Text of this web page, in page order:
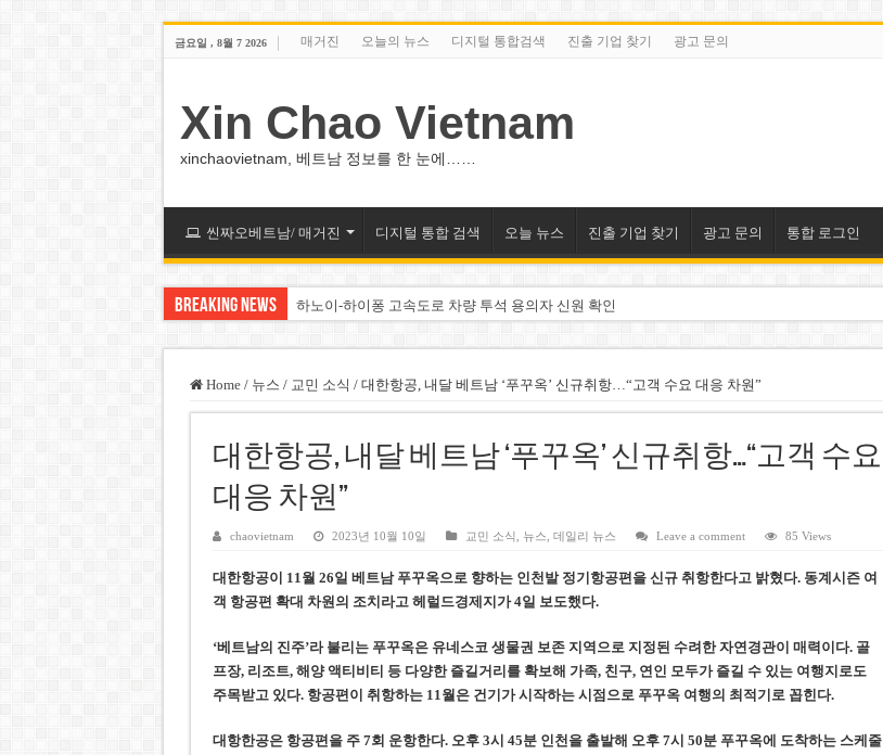
금요일 , 8월 7 2026 매거진 오늘의 뉴스 디지털 통합검색 진출 기업 찾기 광고 문의
Xin Chao Vietnam
xinchaovietnam, 베트남 정보를 한 눈에……
씬짜오베트남/ 매거진 디지털 통합 검색 오늘 뉴스 진출 기업 찾기 광고 문의 통합 로그인
Breaking News 하노이-하이퐁 고속도로 차량 투석 용의자 신원 확인
베트남주식 VN지수 1,800선 돌파 기대…증권사, 유망 종목 제시
하노이 쌍둥이 타워 99층 부지 현장…세계 최고층 빌딩 추진
하노이 부동산 시장, 아파트 선호도 급부상…토지·단독주택 주춤
베트남주식 SST, 2025년 현금 배당 80% 결정…과거 최대 350% 지급 이력
베트남 전자비자 사기 웹사이트 주의…외국인 여행자 피해 경보
베트남, 8월부터 토지·측량 처벌 강화… 기획사 코뮌 위원장 과태료 상한 50배 상향
호찌민시, 약 6,500㎡ 토지 용도변경 승인…리조트 개발 추진
Home / 뉴스 / 교민 소식 / 대한항공, 내달 베트남 ‘푸꾸옥’ 신규취항…“고객 수요 대응 차원”
대한항공, 내달 베트남 ‘푸꾸옥’ 신규취항…“고객 수요
대응 차원”
chaovietnam 2023년 10월 10일 교민 소식 뉴스 데일리 뉴스 Leave a comment 85 Views
대한항공이 11월 26일 베트남 푸꾸옥으로 향하는 인천발 정기항공편을 신규 취항한다고 밝혔다. 동계시즌 여
객 항공편 확대 차원의 조치 라고 헤럴드경제지가 4일 보도했다.
‘베트남의 진주’라 불리는 푸꾸옥은 유네스코 생물권 보존 지역으로 지정된 수려한 자연경관이 매력이다. 골
프장, 리조트, 해양 액티비티 등 다양한 즐길거리를 확보해 가족, 친구, 연인 모두가 즐길 수 있는 여행지로도
주목받고 있다. 항공편이 취항하는 11월은 건기가 시작하는 시점으로 푸꾸옥 여행의 최적기로 꼽힌다.
대항한공은 항공편을 주 7회 운항한다. 오후 3시 45분 인천을 출발해 오후 7시 50분 푸꾸옥에 도착하는 스케줄